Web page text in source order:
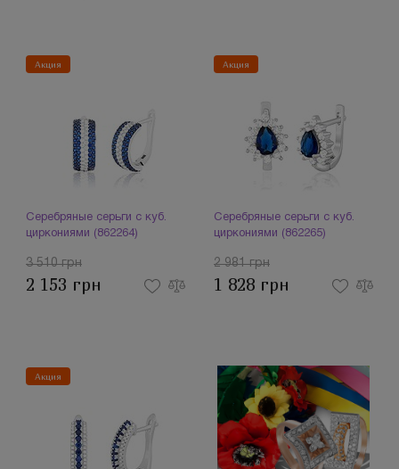
Акция
Серебряные серьги с куб.
циркониями (862264)
3 510 грн
2 153 грн
Акция
Серебряные серьги с куб.
циркониями (862265)
2 981 грн
1 828 грн
Акция